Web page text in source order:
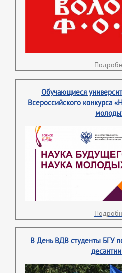
Обучающиеся
Всероссийского конкурса
В День ВДВ студенты БГУ